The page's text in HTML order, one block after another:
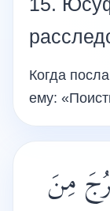
Когда
ему:
مِنَ